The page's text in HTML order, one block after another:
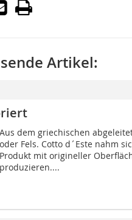
Artikel:
Aus dem griechischen
oder Fels. Cotto d´Este nahm
Produkt mit origineller
produzieren....